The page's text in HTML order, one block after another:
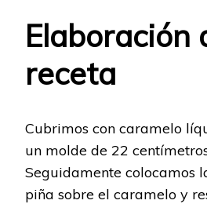
Elaboración
receta
Cubrimos con caramelo
un molde de 22
Seguidamente colocamos
piña sobre el caramelo y